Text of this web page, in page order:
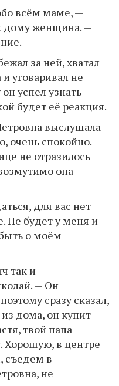
всём маме, —
дому женщина. —
за ней, хватал
и уговаривал не
успел узнать
будет её реакция.
выслушала
очень спокойно.
не отразилось
она
для вас нет
Не будет у меня и
о моём
так и
— Он
сразу сказал,
дома, он купит
твой папа
Хорошую, в центре
съедем в
не